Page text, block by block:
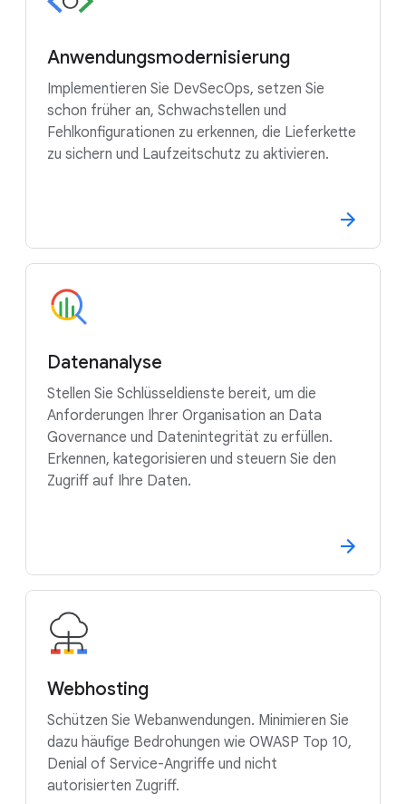
Anwendungsmodernisierung
Implementieren Sie DevSecOps, setzen Sie
schon früher an, Schwachstellen und
Fehlkonfigurationen zu erkennen, die Lieferkette
zu sichern und Laufzeitschutz zu aktivieren.
Datenanalyse
Stellen Sie Schlüsseldienste bereit, um die
Anforderungen Ihrer Organisation an Data
Governance und Datenintegrität zu erfüllen.
Erkennen, kategorisieren und steuern Sie den
Zugriff auf Ihre Daten.
Webhosting
Schützen Sie Webanwendungen. Minimieren Sie
dazu häufige Bedrohungen wie OWASP Top 10,
Denial of Service-Angriffe und nicht
autorisierten Zugriff.